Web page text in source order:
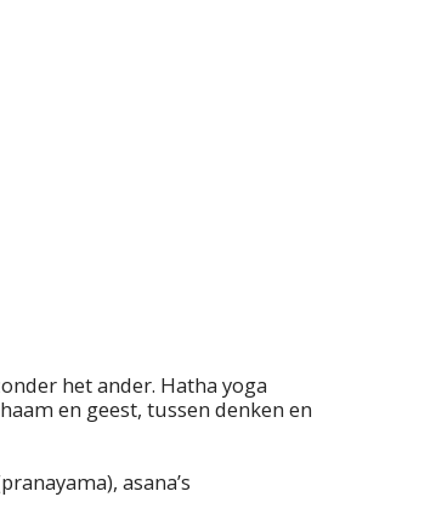
het ander. Hatha yoga
en geest, tussen denken en
asana’s